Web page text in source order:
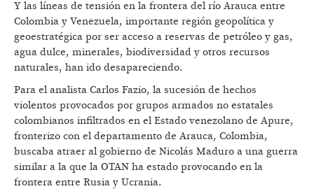
Y las líneas de tensión en la frontera del río Arauca entre
Colombia y Venezuela, importante región geopolítica y
geoestratégica por ser acceso a reservas de petróleo y gas,
agua dulce, minerales, biodiversidad y otros recursos
naturales, han ido desapareciendo.
Para el analista Carlos Fazio, la sucesión de hechos
violentos provocados por grupos armados no estatales
colombianos infiltrados en el Estado venezolano de Apure,
fronterizo con el departamento de Arauca, Colombia,
buscaba atraer al gobierno de Nicolás Maduro a una guerra
similar a la que la OTAN ha estado provocando en la
frontera entre Rusia y Ucrania.